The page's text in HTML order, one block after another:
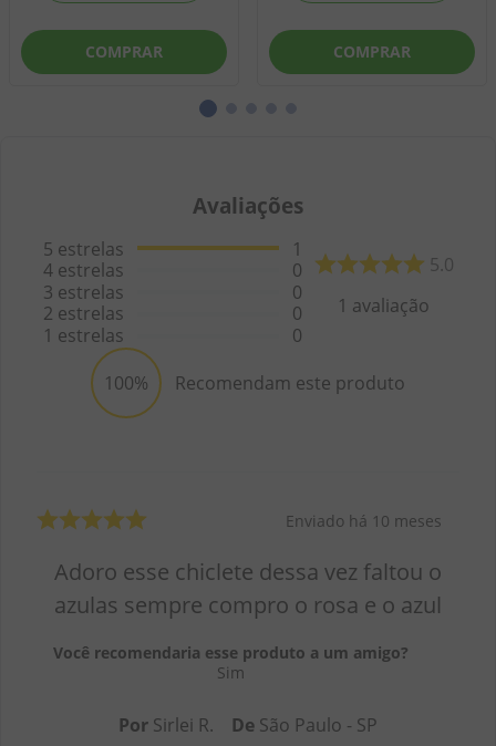
COMPRAR COMPRAR
Avaliações
5 estrelas
4estrelas
3 estrelas
2 estrelas
1 estrelas
1
0
0
0
0
5.0
1 avaliação
100% Recomendam este produto
Enviado há 10 meses
Adoro esse chiclete dessa vez faltou o
azulas sempre compro o rosa e o azul
Você recomendaria esse produto a um amigo?
Sim
Por Sirlei R. De São Paulo - SP